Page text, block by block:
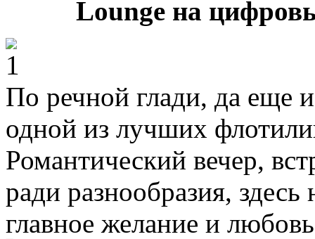
Lounge на
По речной глади, да еще
одной из лучших
Романтический вечер,
ради разнообразия,
главное желание и